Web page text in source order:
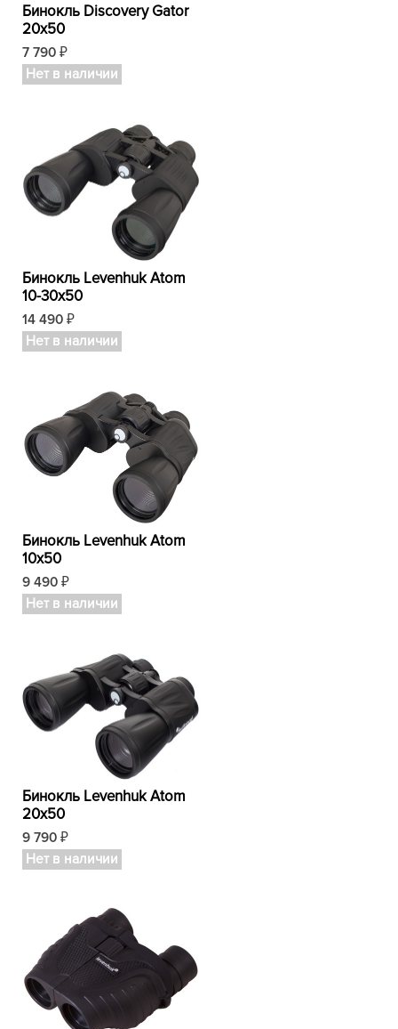
Бинокль Discovery Gator
20x50
7 790 ₽
Нет в наличии
Бинокль Levenhuk Atom
10-30x50
14 490 ₽
Нет в наличии
Бинокль Levenhuk Atom
10x50
9 490 ₽
Нет в наличии
Бинокль Levenhuk Atom
20x50
9 790 ₽
Нет в наличии